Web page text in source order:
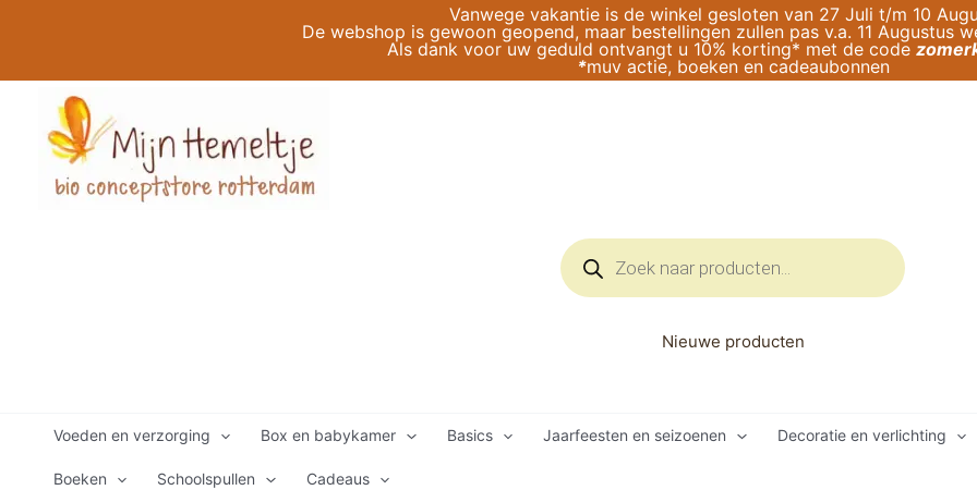
Vanwege vakantie is de winkel gesloten van 27 Juli t/m 10
De webshop is gewoon geopend, maar bestellingen zullen pas v.a. 11 Augustus
Als dank voor uw geduld ontvangt u 10% korting* met de code
*muv actie, boeken en cadeaubonnen
Producten
zoeken
Nieuwe producten
Voeden en verzorging Box en babykamer Basics Jaarfeesten en seizoenen Decoratie en verlichting
Boeken Schoolspullen Cadeaus